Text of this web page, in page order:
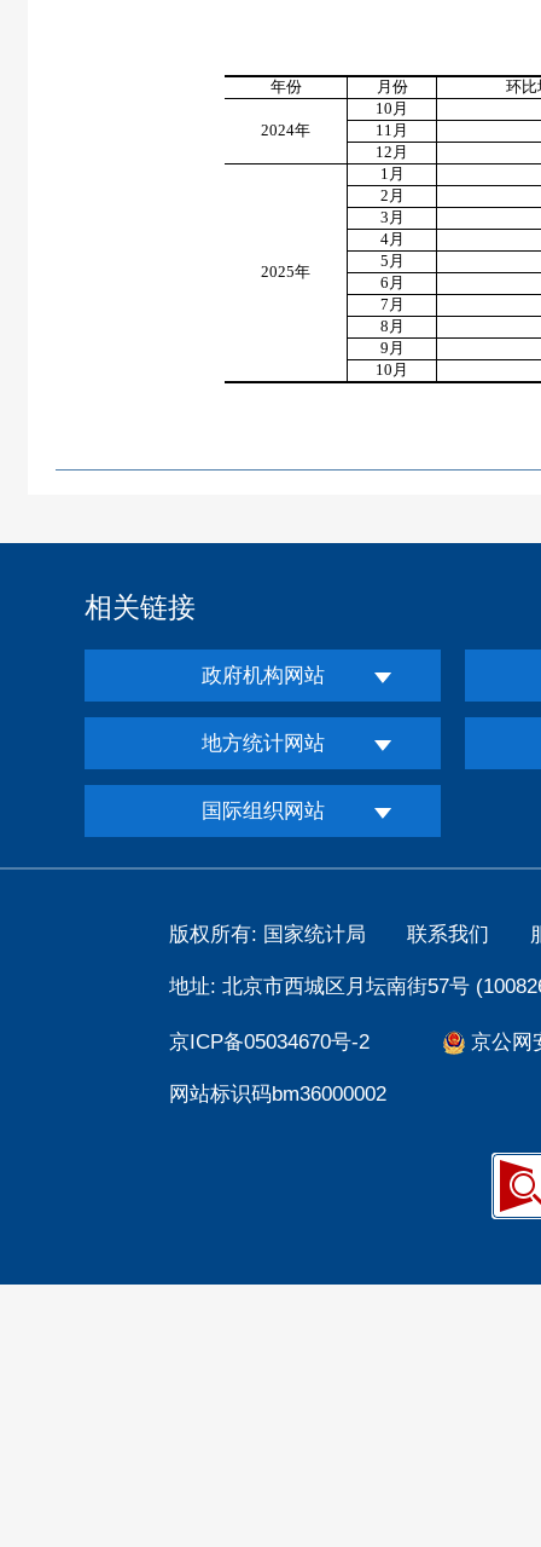
年份 月份 环比
2024年
10 月
11 月
12 月
2025年
1 月
2 月
3 月
4月
5 月
6 月
7 月
8 月
9 月
10 月
相关链接
政府机构网站
地方统计网站
国际组织网站
版权所有: 国家统计局 联系我们
地址: 北京市西城区月坛南街57号
京ICP备05034670号-2 京公网
网站标识码bm36000002